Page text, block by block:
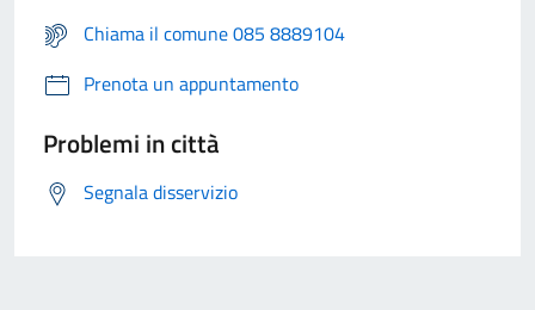
Chiama il comune 085 8889104
Prenota un appuntamento
Problemi in città
Segnala disservizio